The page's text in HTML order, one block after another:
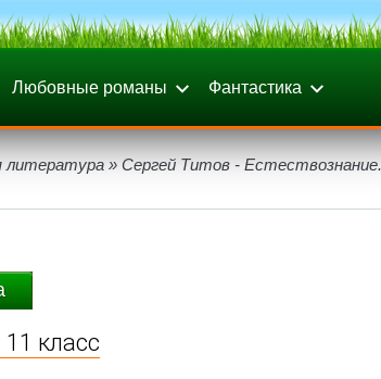
Любовные романы Фантастика
литература » Сергей Титов - Естествознание.
класс